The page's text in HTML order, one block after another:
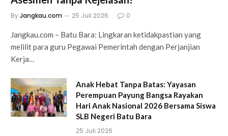
ByJangkau.com 25 Juli 2026 0
Jangkau.com – Batu Bara: Lingkaran ketidakpastian yang
melilit para guru Pegawai Pemerintah dengan Perjanjian
Kerja…
Anak Hebat Tanpa Batas: Yayasan
Perempuan Payung Bangsa Rayakan
Hari Anak Nasional 2026 Bersama Siswa
SLB Negeri Batu Bara
25 Juli 2026